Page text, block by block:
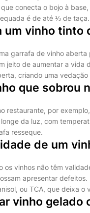
conecta o bojo à
é de até ⅓ de taça.
um vinho tinto
garrafa de vinho
jeito de aumentar a
criando uma vedação
que sobrou
restaurante, por
da luz, com
resseque.
de um
os vinhos não têm
apresentar
ou TCA, que deixa o
vinho gelado